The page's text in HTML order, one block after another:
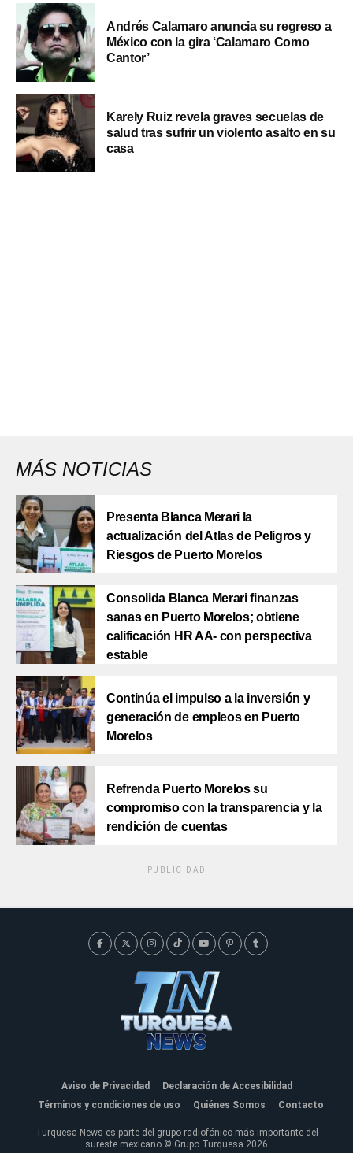
Andrés Calamaro anuncia su regreso a
México con la gira ‘Calamaro Como
Cantor’
Karely Ruiz revela graves secuelas de
salud tras sufrir un violento asalto en su
casa
MÁS NOTICIAS
Presenta Blanca Merari la
actualización del Atlas de Peligros y
Riesgos de Puerto Morelos
Consolida Blanca Merari finanzas
sanas en Puerto Morelos; obtiene
calificación HR AA- con perspectiva
estable
Continúa el impulso a la inversión y
generación de empleos en Puerto
Morelos
Refrenda Puerto Morelos su
compromiso con la transparencia y la
rendición de cuentas
PUBLICIDAD
Aviso de Privacidad
Declaración de Accesibilidad
Términos y condiciones de uso
Quiénes Somos Contacto
Turquesa News es parte del grupo radiofónico más importante del
sureste mexicano © Grupo Turquesa 2026